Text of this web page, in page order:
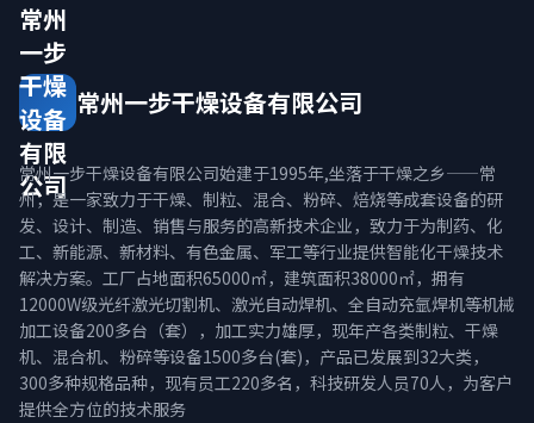
常州
一步
干燥
设备
有限
公司
常州一步干燥设备有限公司
常州一步干燥设备有限公司始建于1995年,坐落于干燥之乡——常
州，是一家致力于干燥、制粒、混合、粉碎、焙烧等成套设备的研
发、设计、制造、销售与服务的高新技术企业，致力于为制药、化
工、新能源、新材料、有色金属、军工等行业提供智能化干燥技术
解决方案。工厂占地面积65000㎡，建筑面积38000㎡，拥有
12000W级光纤激光切割机、激光自动焊机、全自动充氩焊机等机械
加工设备200多台（套），加工实力雄厚，现年产各类制粒、干燥
机、混合机、粉碎等设备1500多台(套)，产品已发展到32大类，
300多种规格品种，现有员工220多名，科技研发人员70人，为客户
提供全方位的技术服务